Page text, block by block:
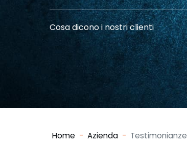
Cosa dicono i nostri clienti
Home Azienda Testimonianze